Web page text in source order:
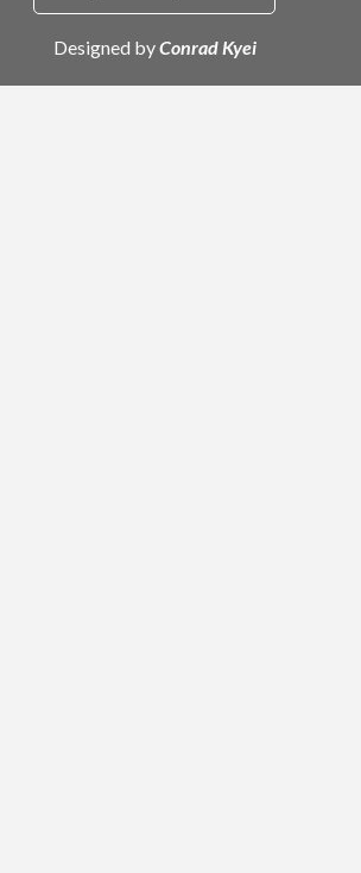
Designed byConrad Kyei